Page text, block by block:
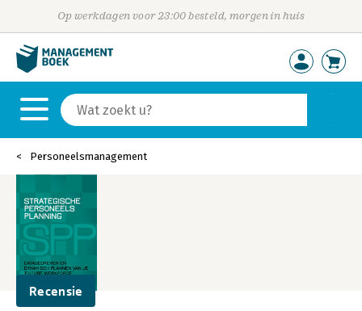
Op werkdagen voor 23:00 besteld, morgen in huis
Personeelsmanagement
Recensie